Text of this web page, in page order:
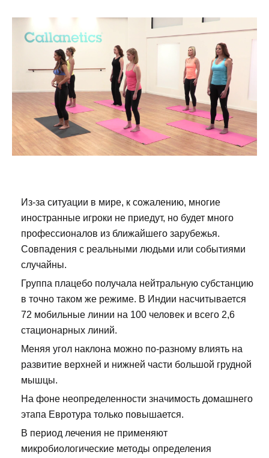
Из-за ситуации в мире, к сожалению, многие
иностранные игроки не приедут, но будет много
профессионалов из ближайшего зарубежья.
Совпадения с реальными людьми или событиями
случайны.
Группа плацебо получала нейтральную субстанцию
в точно таком же режиме. В Индии насчитывается
72 мобильные линии на 100 человек и всего 2,6
стационарных линий.
Меняя угол наклона можно по-разному влиять на
развитие верхней и нижней части большой грудной
мышцы.
На фоне неопределенности значимость домашнего
этапа Евротура только повышается.
В период лечения не применяют
микробиологические методы определения